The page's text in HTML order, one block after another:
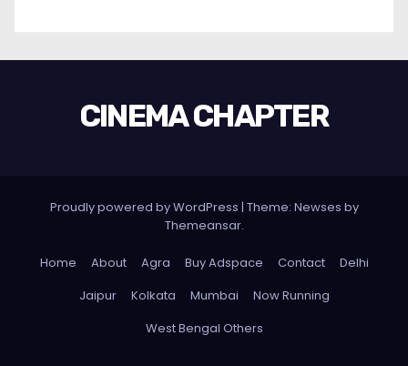
CINEMA CHAPTER
Proudly powered by WordPress | Theme: Newses by
Themeansar.
Home About Agra Buy Adspace Contact
Delhi
Jaipur
Kolkata Mumbai
Now Running
West Bengal Others